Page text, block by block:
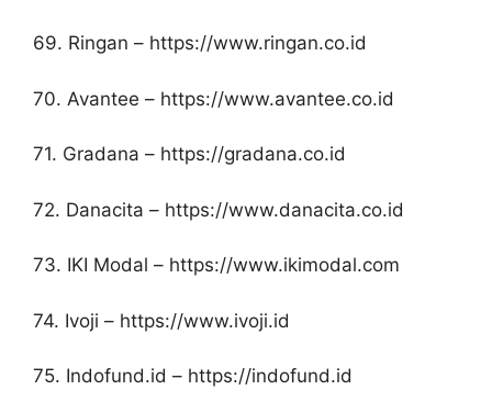
69. Ringan – https://www.ringan.co.id
70. Avantee – https://www.avantee.co.id
71. Gradana – https://gradana.co.id
72. Danacita – https://www.danacita.co.id
73. IKI Modal – https://www.ikimodal.com
74. Ivoji – https://www.ivoji.id
75. Indofund.id – https://indofund.id